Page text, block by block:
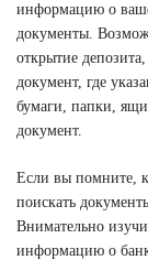
информацию о
документы.
открытие
документ, где
бумаги, папки,
документ.
Если вы помните,
поискать
Внимательно
информацию о